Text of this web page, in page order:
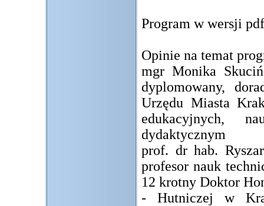
Program w wersji
Opinie na temat
mgr Monika
dyplomowany,
Urzędu Miasta
edukacyjnych,
dydaktycznym
prof. dr hab.
profesor nauk
12 krotny Doktor
- Hutniczej w